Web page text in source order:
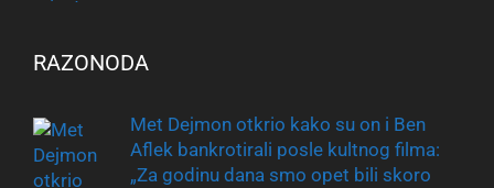
RAZONODA
Met Dejmon otkrio kako su on i Ben
Aflek bankrotirali posle kultnog filma:
„Za godinu dana smo opet bili skoro